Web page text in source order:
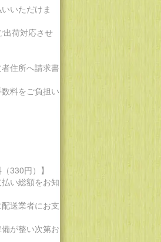
いただけま
出荷対応させ
住所へ請求書
料をご負担い
330円）】
い総額をお知
送業者にお支
が整い次第お